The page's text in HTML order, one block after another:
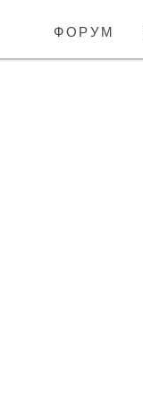
форум